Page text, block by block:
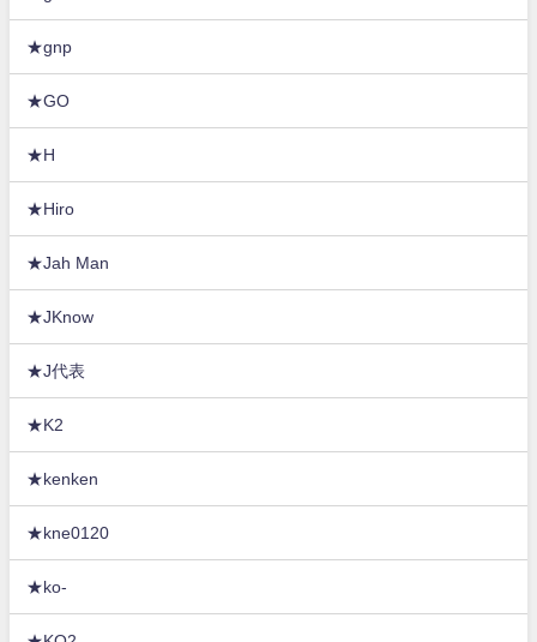
★gnp
★GO
★H
★Hiro
★Jah Man
★JKnow
★J代表
★K2
★kenken
★kne0120
★ko-